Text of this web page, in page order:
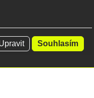
realizace z
a pomáhá firmám
v
Souhlasím